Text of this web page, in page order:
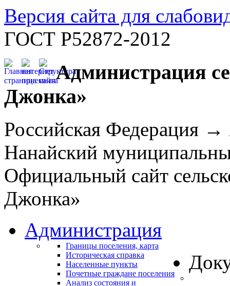
Версия сайта для
ГОСТ Р52872-2012
Администрация
Джонка»
Российская Федерация
Нанайский
Официальный сайт
Джонка»
Администрация
Границы поселения, карта
Историческая справка
Населенные пункты
Почетные граждане поселения
Анализ состояния и